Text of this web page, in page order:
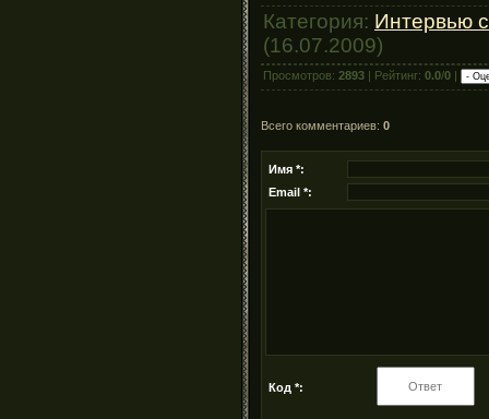
Категория: Интервью
(16.07.2009)
Просмотров: 2893 | Рейтинг: 0.0/0 |
Всего комментариев: 0
Имя *:
Email *:
Код *: